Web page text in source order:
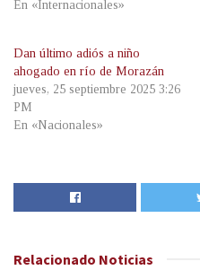
En «Internacionales»
Dan último adiós a niño
ahogado en río de Morazán
jueves, 25 septiembre 2025 3:26
PM
En «Nacionales»
Relacionado Noticias